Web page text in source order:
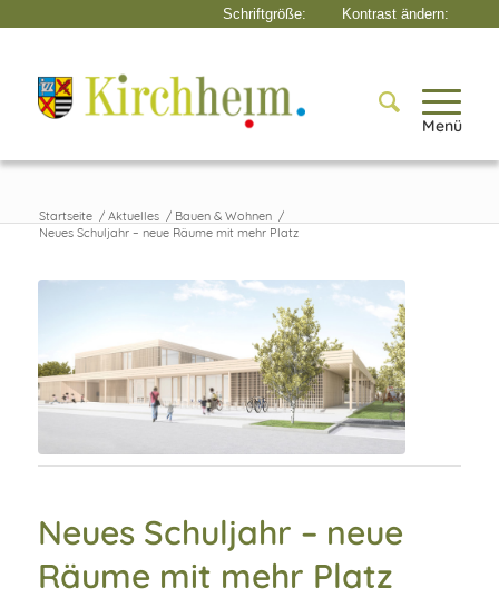
Menü
Startseite / Aktuelles / Bauen & Wohnen /
Neues Schuljahr – neue Räume mit mehr Platz
Neues Schuljahr – neue
Räume mit mehr Platz